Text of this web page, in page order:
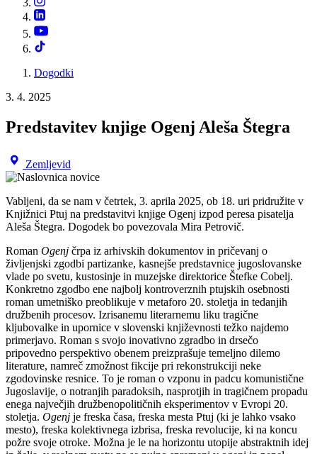
Dogodki
3. 4. 2025
Predstavitev knjige Ogenj Aleša Štegra
Zemljevid
Vabljeni, da se nam v četrtek, 3. aprila 2025, ob 18. uri pridružite v
Knjižnici Ptuj na predstavitvi knjige Ogenj izpod peresa pisatelja
Aleša Štegra. Dogodek bo povezovala Mira Petrovič.
Roman Ogenj črpa iz arhivskih dokumentov in pričevanj o
življenjski zgodbi partizanke, kasnejše predstavnice jugoslovanske
vlade po svetu, kustosinje in muzejske direktorice Štefke Cobelj.
Konkretno zgodbo ene najbolj kontroverznih ptujskih osebnosti
roman umetniško preoblikuje v metaforo 20. stoletja in tedanjih
družbenih procesov. Izrisanemu literarnemu liku tragične
kljubovalke in upornice v slovenski književnosti težko najdemo
primerjavo. Roman s svojo inovativno zgradbo in drsečo
pripovedno perspektivo obenem preizprašuje temeljno dilemo
literature, namreč zmožnost fikcije pri rekonstrukciji neke
zgodovinske resnice. To je roman o vzponu in padcu komunistične
Jugoslavije, o notranjih paradoksih, nasprotjih in tragičnem propadu
enega največjih družbenopolitičnih eksperimentov v Evropi 20.
stoletja. Ogenj je freska časa, freska mesta Ptuj (ki je lahko vsako
mesto), freska kolektivnega izbrisa, freska revolucije, ki na koncu
požre svoje otroke. Možna je le na horizontu utopije abstraktnih idej